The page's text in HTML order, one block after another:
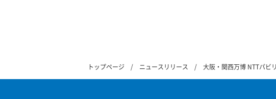
トップページ ニュースリリース 大阪・関西万博 NTTパビ